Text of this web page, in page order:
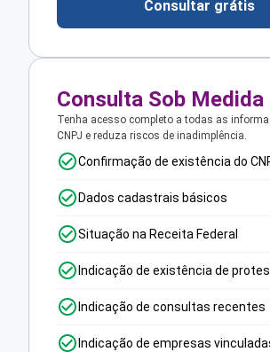
Consultar grátis
Consulta Sob Medida
Tenha acesso completo a todas as
CNPJ e reduza riscos de inadimplência.
Confirmação de existência do
Dados cadastrais básicos
Situação na Receita Federal
Indicação de existência de
Indicação de consultas recentes
Indicação de empresas